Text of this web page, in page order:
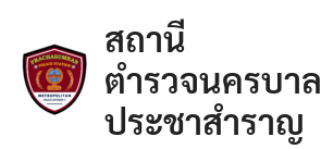
content
สถานี
ตำรวจนครบาล
ประชาสำราญ
navigation